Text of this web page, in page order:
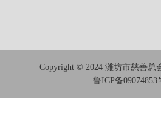
Copyright © 2024 潍坊市慈善总
鲁ICP备09074853